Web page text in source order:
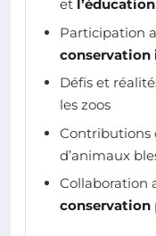
et l’éducation
Participation
conservation
Défis et
les zoos
Contributions
d’animaux
Collaboration
conservation